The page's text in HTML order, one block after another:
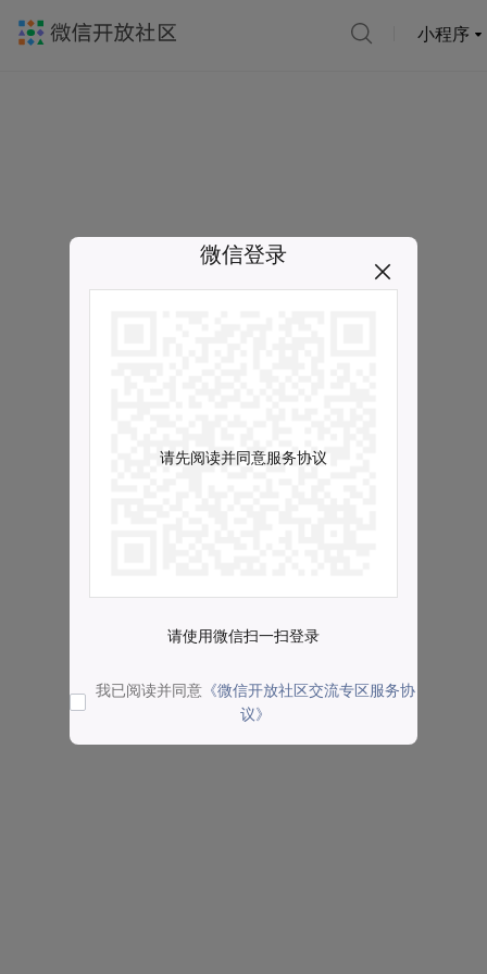
小程序
微信登录
请先阅读并同意服务协议
请使用微信扫一扫登录
我已阅读并同意 《微信开放社区交流专区服务协
议》